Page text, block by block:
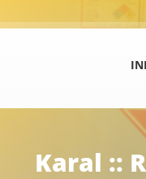
Karal ::